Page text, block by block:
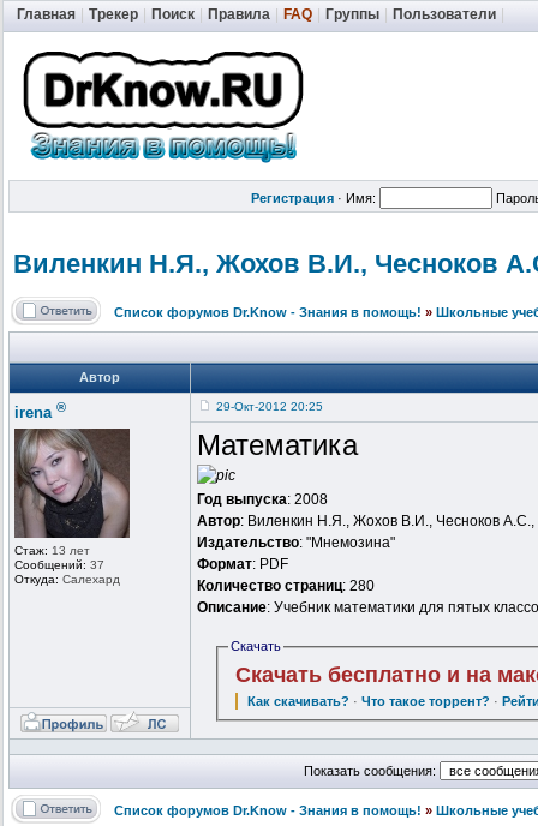
Главная Трекер Поиск Правила FAQ Группы Пользователи
Регистрация · Имя:
Виленкин Н.Я., Жохов В.И., Чесноков
Список форумов Dr.Know - Знания в помощь! » Школьные
Автор
irena ®
Стаж: 13 лет
Сообщений: 37
Откуда: Салехард
29-Окт-2012 20:25
Математика
Год выпуска: 2008
Автор: Виленкин Н.Я., Жохов В.И., Чесноков
Издательство: "Мнемозина"
Формат: PDF
Количество страниц: 280
Описание: Учебник математики для пятых
Скачать
Скачать бесплатно и на
Как скачивать? ·Что такое торрент? ·
Показать сообщения:
Список форумов Dr.Know - Знания в помощь! » Школьные